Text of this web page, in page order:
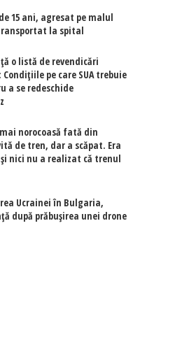
15 ani, agresat pe malul
la spital
o listă de revendicări
pe care SUA trebuie
a se redeschide
norocoasă fată din
de tren, dar a scăpat. Era
nici nu a realizat că trenul
Ucrainei în Bulgaria,
după prăbușirea unei drone